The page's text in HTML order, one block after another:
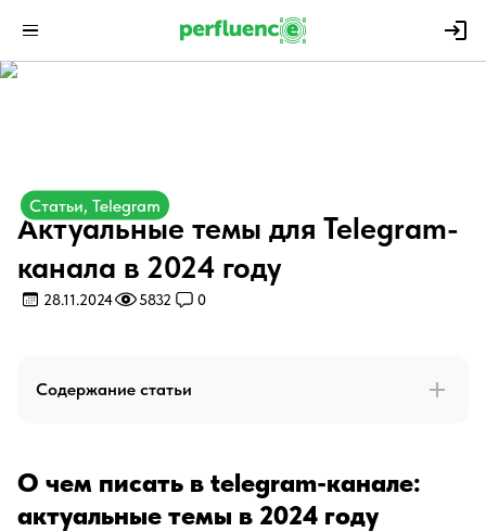
Статьи, Telegram
Актуальные темы для Telegram-
канала в 2024 году
28.11.2024 5832 0
Содержание статьи
О чем писать в telegram-канале:
актуальные темы в 2024 году